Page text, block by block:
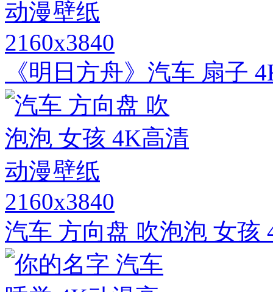
2160x3840
《明日方舟》汽车 扇子
2160x3840
汽车 方向盘 吹泡泡 女孩